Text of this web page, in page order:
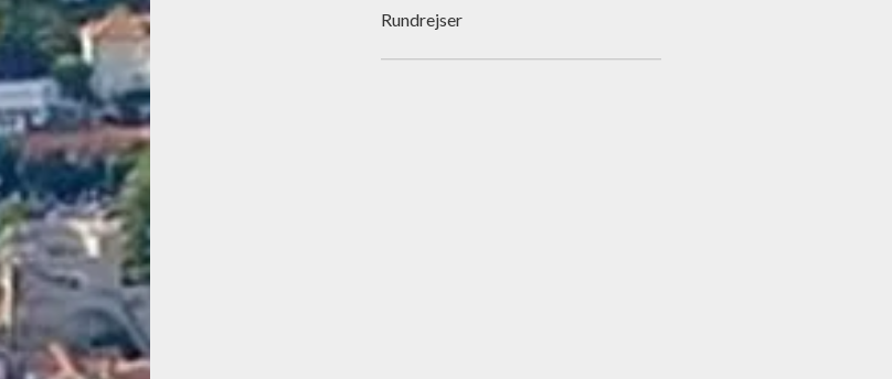
Rundrejser